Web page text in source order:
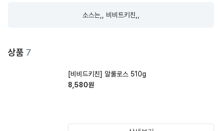
소스는,, 비비트키친,,
상품 7
[비비드키친] 알룰로스 510g
8,580원